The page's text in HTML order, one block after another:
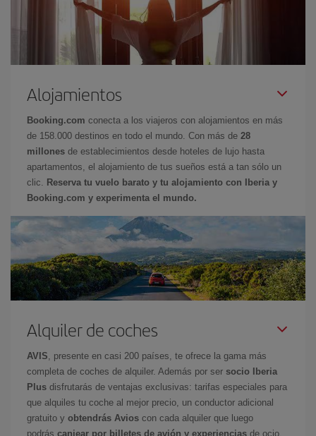
Alojamientos
Booking.com conecta a los viajeros con alojamientos en más
de 158.000 destinos en todo el mundo. Con más de 28
millones de establecimientos desde hoteles de lujo hasta
apartamentos, el alojamiento de tus sueños está a tan sólo un
clic.
Reserva tu vuelo barato y tu alojamiento con Iberia y
Booking.com y experimenta el mundo.
Alquiler de coches
AVIS , presente en casi 200 países, te ofrece la gama más
completa de coches de alquiler. Además por ser socio Iberia
Plus disfrutarás de ventajas exclusivas: tarifas especiales para
que alquiles tu coche al mejor precio, un conductor adicional
gratuito y obtendrás Avios con cada alquiler que luego
podrás canjear por billetes de avión y experiencias de ocio.